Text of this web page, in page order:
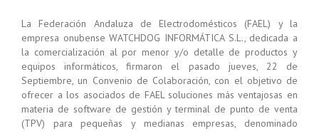
La Federación Andaluza de Electrodomésticos (FAEL) y la
empresa onubense WATCHDOG INFORMÁTICA S.L., dedicada a
la comercialización al por menor y/o detalle de productos y
equipos informáticos, firmaron el pasado jueves, 22 de
Septiembre, un Convenio de Colaboración, con el objetivo de
ofrecer a los asociados de FAEL soluciones más ventajosas en
materia de software de gestión y terminal de punto de venta
(TPV) para pequeñas y medianas empresas, denominado